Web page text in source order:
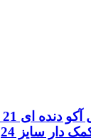
دار سایز 24